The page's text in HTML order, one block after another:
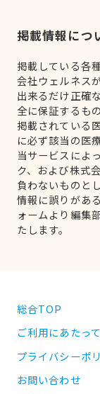
掲載情報につ
掲載している各
会社ウェルネス
出来るだけ正確
全に保証するも
掲載されている
に必ず該当の医
当サービスによ
ク、および株式
負わないものとし
情報に誤りがあ
ォームより編集
たします。
総合TOP
ご利用にあたって
プライバシーポ
お問い合わせ